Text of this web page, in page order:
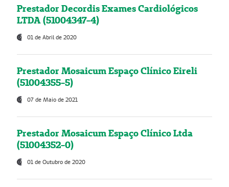
Prestador Decordis Exames Cardiológicos
LTDA (51004347-4)
01 de Abril de 2020
Prestador Mosaicum Espaço Clínico Eireli
(51004355-5)
07 de Maio de 2021
Prestador Mosaicum Espaço Clínico Ltda
(51004352-0)
01 de Outubro de 2020